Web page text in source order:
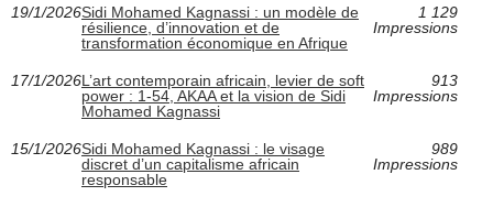
19/1/2026Sidi Mohamed Kagnassi : un modèle de
résilience, d’innovation et de
transformation économique en Afrique
1 129
Impressions
17/1/2026L’art contemporain africain, levier de soft
power : 1-54, AKAA et la vision de Sidi
Mohamed Kagnassi
913
Impressions
15/1/2026Sidi Mohamed Kagnassi : le visage
discret d’un capitalisme africain
responsable
989
Impressions